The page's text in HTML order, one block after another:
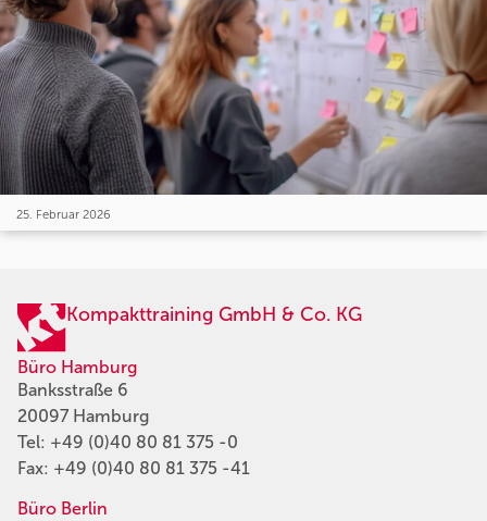
25. Februar 2026
Kompakttraining GmbH & Co. KG
Büro Hamburg
Banksstraße 6
20097 Hamburg
Tel: +49 (0)40 80 81 375 -0
Fax: +49 (0)40 80 81 375 -41
Büro Berlin